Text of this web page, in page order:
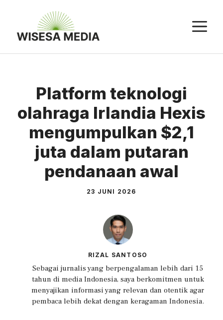
Platform teknologi
olahraga Irlandia Hexis
mengumpulkan $2,1
juta dalam putaran
pendanaan awal
23 JUNI 2026
RIZAL SANTOSO
Sebagai jurnalis yang berpengalaman lebih dari 15
tahun di media Indonesia, saya berkomitmen untuk
menyajikan informasi yang relevan dan otentik agar
pembaca lebih dekat dengan keragaman Indonesia.